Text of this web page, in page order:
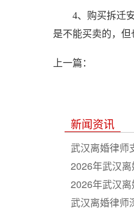
4、购买拆迁
是不能买卖的，但
上一篇：
新闻资讯
武汉离婚律师
2026年武汉
2026年武汉
武汉离婚律师